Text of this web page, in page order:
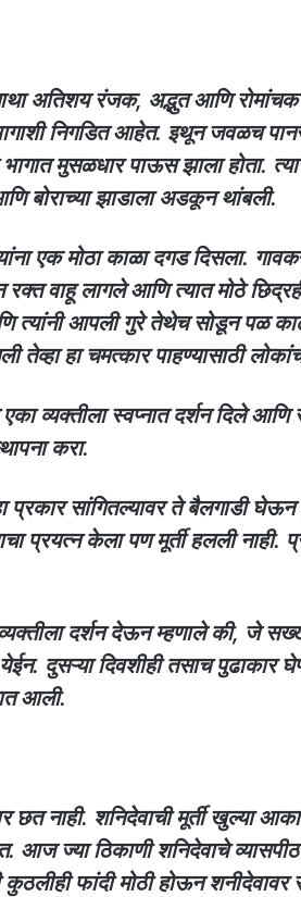
अतिशय रंजक, अद्भुत आणि
निगडित आहेत. इथून जवळच पानस
भागात मुसळधार पाऊस झाला होता.
बोराच्या झाडाला अडकून थांबली.
एक मोठा काळा दगड दिसला.
रक्त वाहू लागले आणि त्यात मोठे
त्यांनी आपली गुरे तेथेच सोडून पळ
तेव्हा हा चमत्कार पाहण्यासाठी
व्यक्तीला स्वप्नात दर्शन दिले आणि
करा.
प्रकार सांगितल्यावर ते बैलगाडी घेऊन
प्रयत्न केला पण मूर्ती हलली नाही.
व्यक्तीला दर्शन देऊन म्हणाले की, जे
दुसऱ्या दिवशीही तसाच पुढाकार
आली.
छत नाही. शनिदेवाची मूर्ती खुल्या
आज ज्या ठिकाणी शनिदेवाचे
फांदी मोठी होऊन शनीदेवावर